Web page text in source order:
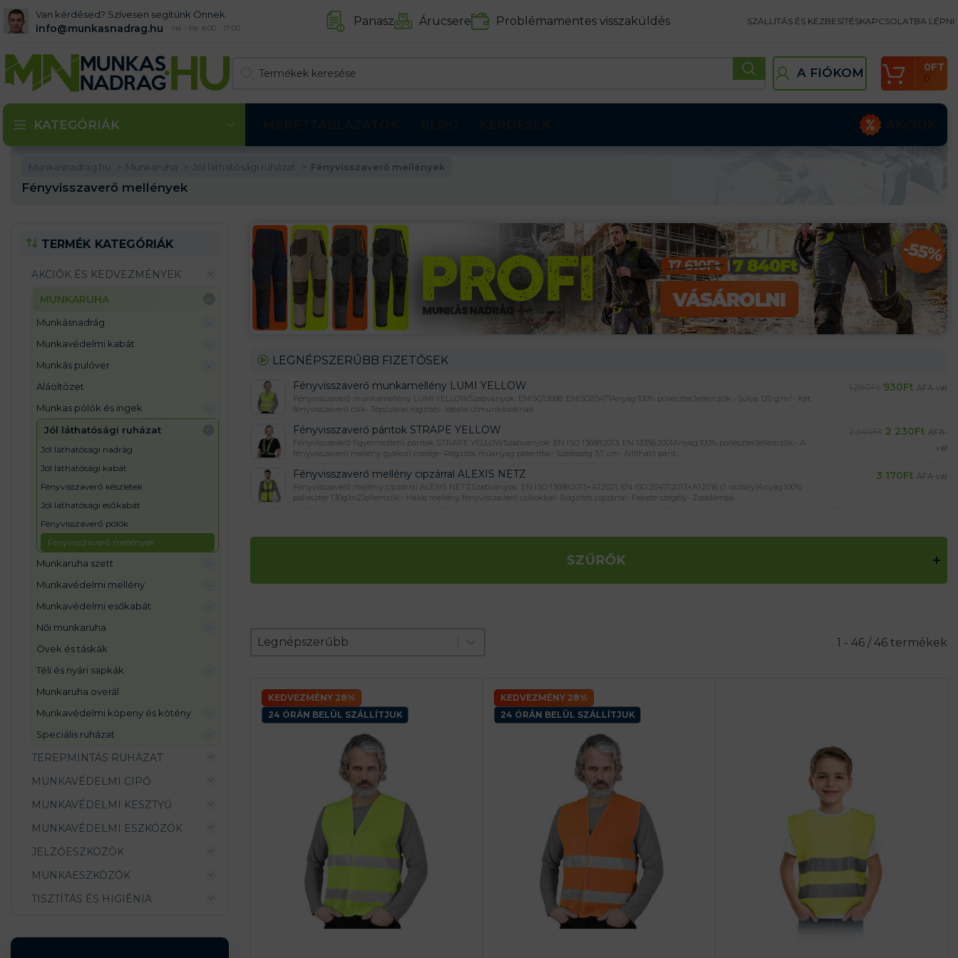
Van kérdésed? Szívesen segítünk Önnek.
info@munkasnadrag.hu Hé - Pé: 8:00 - 17:00 Panasz Árucsere Problémamentes visszaküldés SZÁLLÍTÁS ÉS KÉZBESÍTÉSKAPCSOLATBA LÉPNI
A FIÓKOM 0
0FT
KATEGÓRIÁK
Munkasnadrag.hu Munkaruha Jól láthatósági ruházat Fényvisszaverő mellények
Fényvisszaverő mellények
TERMÉK KATEGÓRIÁK
AKCIÓK ÉS KEDVEZMÉNYEK
MUNKARUHA
munkásnadrág
munkavédelmi kabát
munkás pulóver
aláöltözet
munkas pólók és ingek
jól láthatósági ruházat
jól láthatósági nadrág
jól láthatósági kabát
fényvisszaverő készletek
jól láthatósági esőkabát
fényvisszaverő pólók
fényvisszaverő mellények
munkaruha szett
munkavédelmi mellény
munkavédelmi esőkabát
női munkaruha
övek és táskák
téli és nyári sapkák
munkaruha overál
munkavédelmi köpeny és kötény
speciális ruházat
TEREPMINTÁS RUHÁZAT
MUNKAVÉDELMI CIPŐ
MUNKAVÉDELMI KESZTYŰ
MUNKAVÉDELMI ESZKÖZÖK
JELZŐESZKÖZÖK
MUNKAESZKÖZÖK
TISZTÍTÁS ÉS HIGIÉNIA
LEGNÉPSZERŰBB FIZETŐSEK
Fényvisszaverő munkamellény LUMI YELLOW
Fényvisszaverő munkamellény LUMI YELLOWSzabványok: ENISO13688, ENISO20471Anyag:100% poliészterJellemzők:- Súlya 120 g/m²- Két
fényvisszaverő csík- Tépőzáras rögzítés- Ideális útmunkásoknak
930Ft ÁFA-val
Fényvisszaverő pántok STRAPE YELLOW
Fényvisszaverő figyelmeztető pántok STRAPE YELLOWSzabványok: EN ISO 13688:2013, EN 13356:2001Anyag:100% poliészterJellemzők:- A
fényvisszaverő mellény gyakori cseréje- Rögzítés műanyag patenttal- Szélesség 3,7 cm- Állítható pánt…
2 230Ft ÁFA-
val
Fényvisszaverő mellény cipzárral ALEXIS NETZ
Fényvisszaverő mellény cipzárral ALEXIS NETZSzabványok: EN ISO 13688:2013+A1:2021, EN ISO 20471:2013+A1:2016 (1. osztály)Anyag:100%
poliészter 130g/m2Jellemzők:- Hálós mellény fényvisszaverő csíkokkal- Rögzítés cipzárral- Fekete szegély- Zseblámpa…
3 170Ft ÁFA-val
SZŰRŐK
Zoradenie produktov
Sort content
Legnépszerűbb
Sort content 1 - 46 / 46 termékek
KEDVEZMÉNY 28%
24 ÓRÁN BELÜL SZÁLLÍTJUK
KEDVEZMÉNY 28%
24 ÓRÁN BELÜL SZÁLLÍTJUK